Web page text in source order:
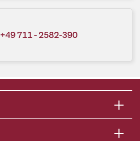
+49 711 - 2582-390